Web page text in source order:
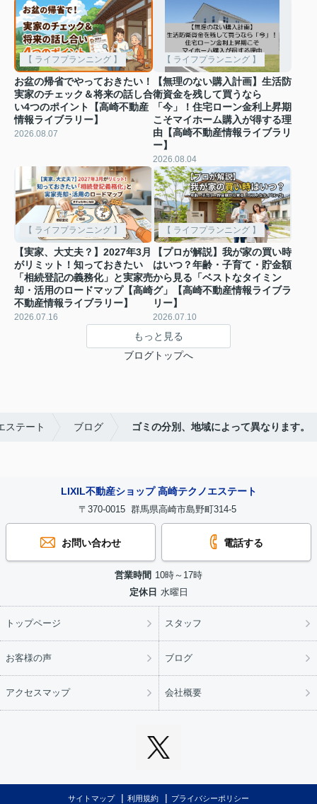
【 ライフプランニング 】
お盆の帰省でやっておきたい！
実家のチェック＆将来の話し合
い4つのポイント【高崎不動産
情報ライブラリー】
2026.08.07
【 ライフプランニング 】
【無理のない購入計画】生活防
衛資金を残して買うなら
「今」！住宅ローン金利上昇期
こそマイホーム購入が得する理
由【高崎不動産情報ライブラリ
ー】
2026.08.04
【 ライフプランニング 】
【実家、大丈夫？】2027年3月
がリミット！知っておきたい
「相続登記の義務化」と実家売
却・活用のロードマップ【高崎
不動産情報ライブラリー】
2026.07.16
【 ライフプランニング 】
【プロが解説】我が家の買い時
はいつ？年齢・子育て・貯金額
から見る「ベストなタイミン
グ」【高崎不動産情報ライブラ
リー】
2026.07.10
もっと見る
ブログトップへ
ステート ブログ ゴミの分別、地域によって異なります。
LIXIL不動産ショップ 高崎テクノエステート
〒370-0015 群馬県高崎市島野町314-5
お問い合わせ 電話する
営業時間 10時～17時
定休日 水曜日
トップページ スタッフ
お客様の声 ブログ
アクセスマップ 会社概要
サイトマップ 利用規約 プライバシーポリシー